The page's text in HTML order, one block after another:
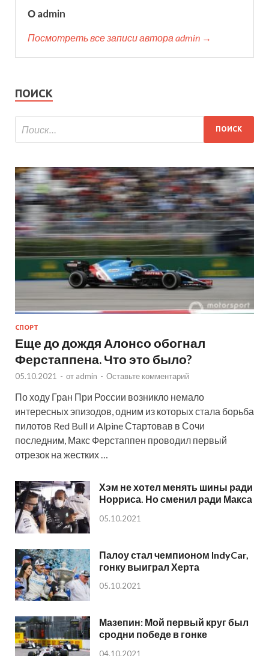
О admin
Посмотреть все записи автора admin →
ПОИСК
СПОРТ
Еще до дождя Алонсо обогнал
Ферстаппена. Что это было?
05.10.2021 - от admin - Оставьте комментарий
По ходу Гран При России возникло немало
интересных эпизодов, одним из которых стала борьба
пилотов Red Bull и Alpine Стартовав в Сочи
последним, Макс Ферстаппен проводил первый
отрезок на жестких …
Хэм не хотел менять шины ради
Норриса. Но сменил ради Макса
05.10.2021
Палоу стал чемпионом IndyCar,
гонку выиграл Херта
05.10.2021
Мазепин: Мой первый круг был
сродни победе в гонке
04.10.2021